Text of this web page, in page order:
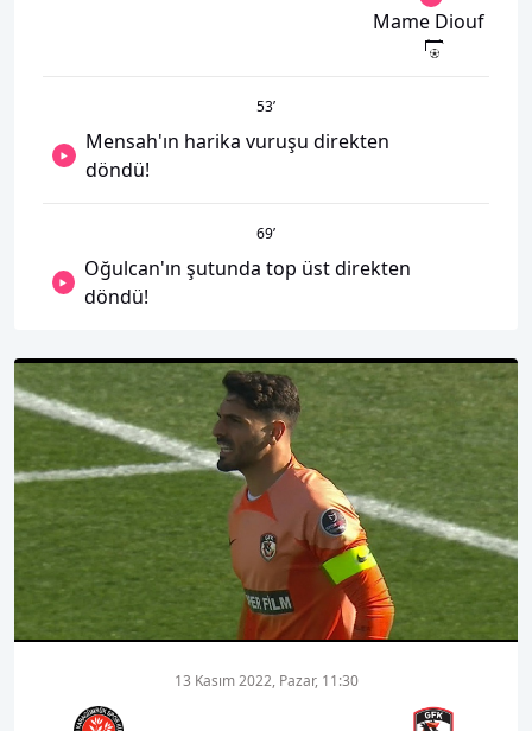
Mame Diouf
53’
Mensah'ın harika vuruşu direkten
döndü!
69’
Oğulcan'ın şutunda top üst direkten
döndü!
00:01 00:00
13 Kasım 2022, Pazar, 11:30